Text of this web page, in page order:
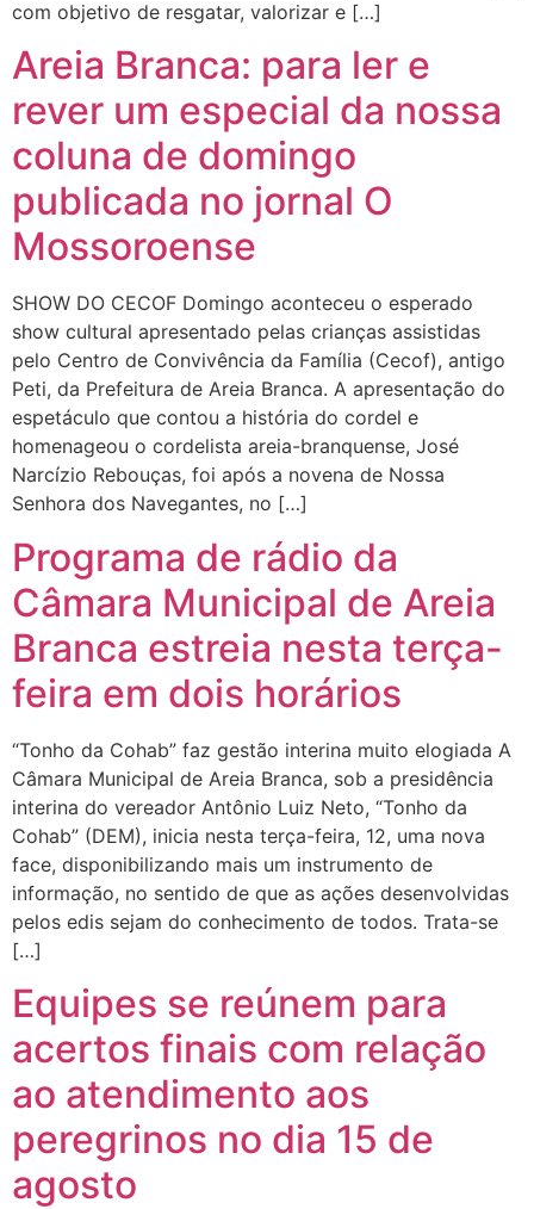
com objetivo de resgatar, valorizar e […]
Areia Branca: para ler e
rever um especial da nossa
coluna de domingo
publicada no jornal O
Mossoroense
SHOW DO CECOF Domingo aconteceu o esperado
show cultural apresentado pelas crianças assistidas
pelo Centro de Convivência da Família (Cecof), antigo
Peti, da Prefeitura de Areia Branca. A apresentação do
espetáculo que contou a história do cordel e
homenageou o cordelista areia-branquense, José
Narcízio Rebouças, foi após a novena de Nossa
Senhora dos Navegantes, no […]
Programa de rádio da
Câmara Municipal de Areia
Branca estreia nesta terça-
feira em dois horários
“Tonho da Cohab” faz gestão interina muito elogiada A
Câmara Municipal de Areia Branca, sob a presidência
interina do vereador Antônio Luiz Neto, “Tonho da
Cohab” (DEM), inicia nesta terça-feira, 12, uma nova
face, disponibilizando mais um instrumento de
informação, no sentido de que as ações desenvolvidas
pelos edis sejam do conhecimento de todos. Trata-se
[…]
Equipes se reúnem para
acertos finais com relação
ao atendimento aos
peregrinos no dia 15 de
agosto